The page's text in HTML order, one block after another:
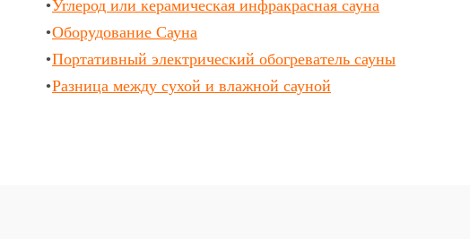
•Углерод или керамическая инфракрасная сауна
•Оборудование Сауна
•Портативный электрический обогреватель сауны
•Разница между сухой и влажной сауной